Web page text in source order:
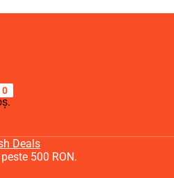
0
Deals
500 RON.